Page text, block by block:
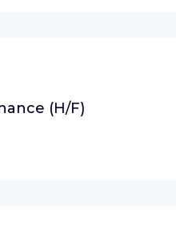
(H/F)